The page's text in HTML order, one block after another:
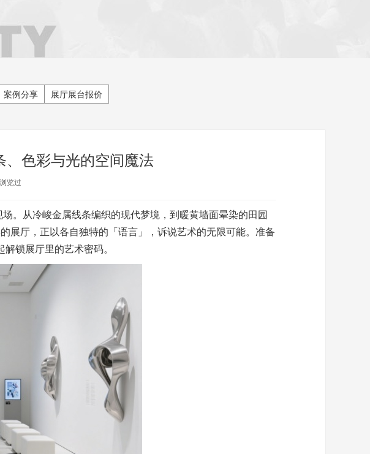
案例分享 展厅展台报价
色彩与光的空间魔法
览过
从冷峻金属线条编织的现代梦境，到暖黄墙面晕染的田园
厅，正以各自独特的「语言」，诉说艺术的无限可能。准备
锁展厅里的艺术密码。